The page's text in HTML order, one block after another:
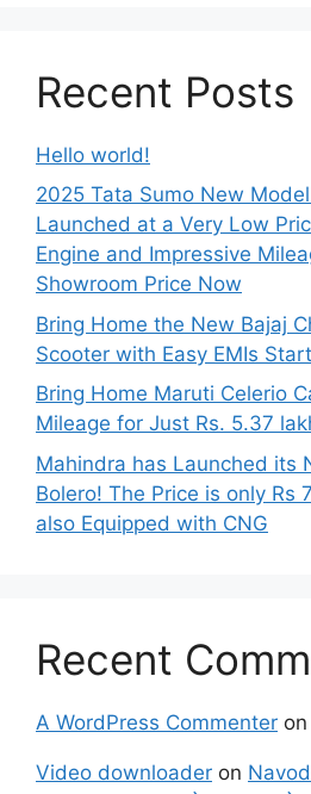
Recent Posts
Hello world!
2025 Tata Sumo New
Launched at a Very Low
Engine and Impressive
Showroom Price Now
Bring Home the New Bajaj
Scooter with Easy EMIs
Bring Home Maruti Celerio
Mileage for Just Rs. 5.37
Mahindra has Launched its
Bolero! The Price is only Rs
also Equipped with CNG
Recent
A WordPress Commenter on
Video downloader on